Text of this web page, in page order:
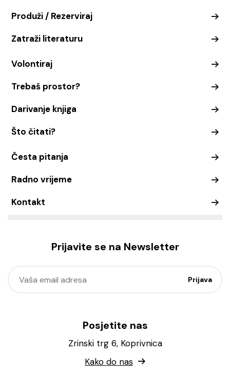
Produži / Rezerviraj
Zatraži literaturu
Volontiraj
Trebaš prostor?
Darivanje knjiga
Što čitati?
Česta pitanja
Radno vrijeme
Kontakt
Prijavite se na Newsletter
Posjetite nas
Zrinski trg 6, Koprivnica
Kako do nas